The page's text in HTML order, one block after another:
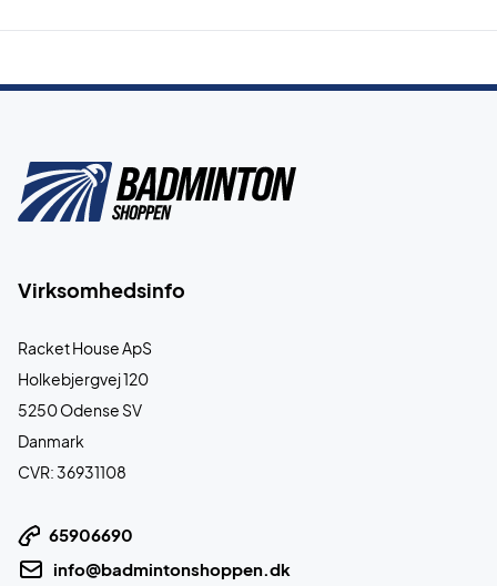
Virksomhedsinfo
Racket House ApS
Holkebjergvej 120
5250 Odense SV
Danmark
CVR: 36931108
65906690
info@badmintonshoppen.dk